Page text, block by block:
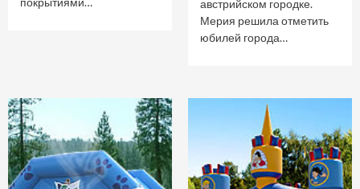
австрийском городке.
Мерия решила отметить
юбилей города…